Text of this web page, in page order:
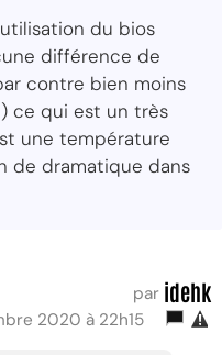
du bios
différence de
contre bien moins
ce qui est un très
une température
de dramatique dans
par idehk
2020 à 22h15